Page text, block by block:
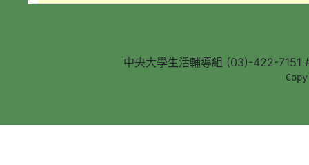
中央大學生活輔導組 (03)-422-7151